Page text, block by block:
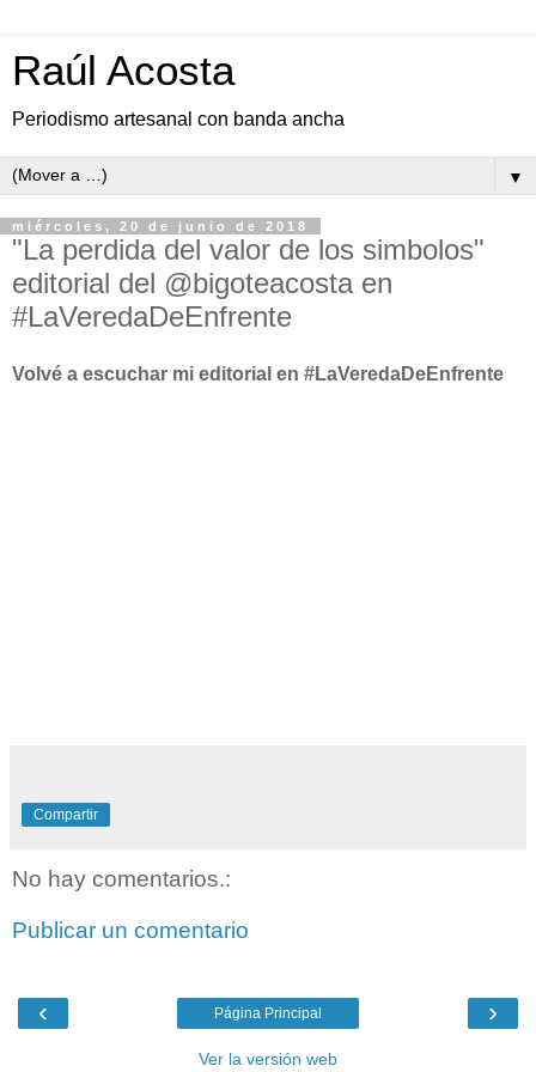
Raúl Acosta
Periodismo artesanal con banda ancha
▼
miércoles, 20 de junio de 2018
"La perdida del valor de los simbolos"
editorial del @bigoteacosta en
#LaVeredaDeEnfrente
Volvé a escuchar mi editorial en #LaVeredaDeEnfrente
Compartir
No hay comentarios.:
Publicar un comentario
‹ ›
Página Principal
Ver la versión web